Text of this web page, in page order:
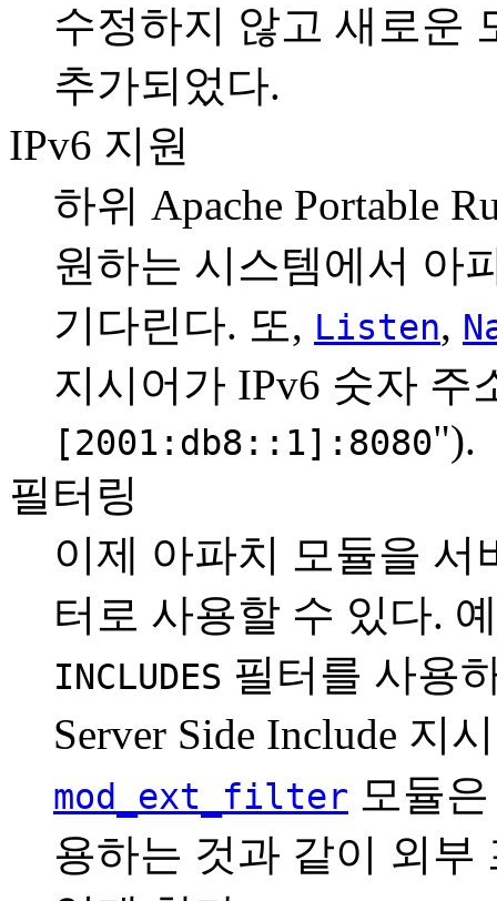
수정하지 않고 새로운
추가되었다.
IPv6 지원
하위 Apache Portable
원하는 시스템에서 아
기다린다. 또, Listen,
지시어가 IPv6 숫자 주
[2001:db8::1]:8080").
필터링
이제 아파치 모듈을 서
터로 사용할 수 있다.
INCLUDES 필터를 사용
Server Side Include 지
mod_ext_filter 모듈
용하는 것과 같이 외부